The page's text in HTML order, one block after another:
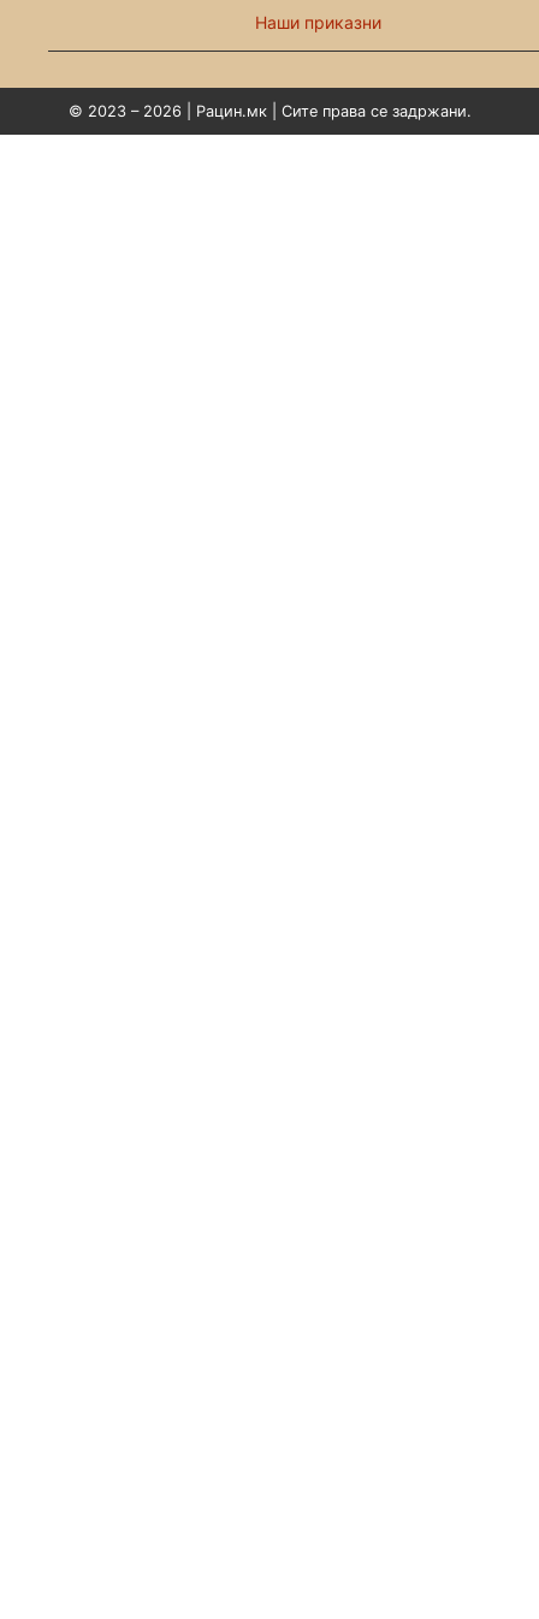
Наши приказни
© 2023 – 2026 | Рацин.мк | Сите права се задржани.